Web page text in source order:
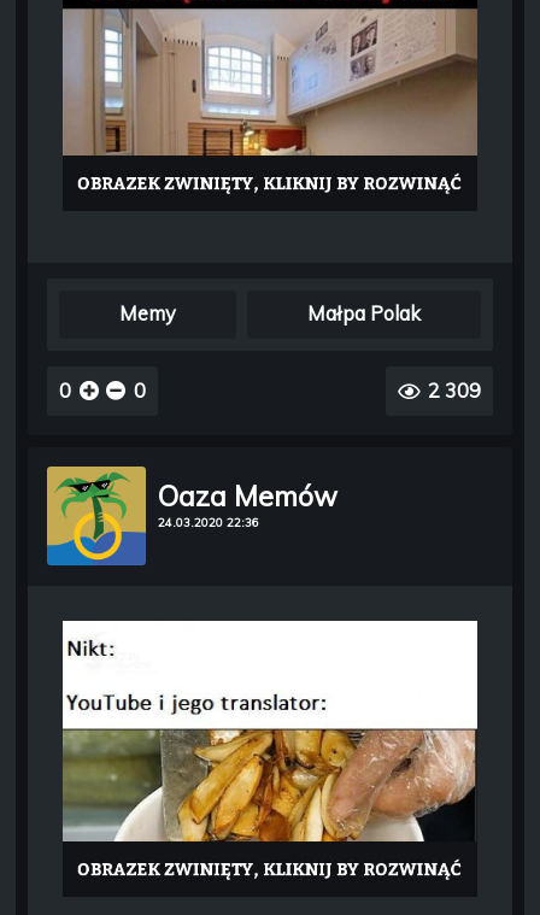
Memy Małpa Polak
0 0 2 309
Oaza Memów
24.03.2020 22:36